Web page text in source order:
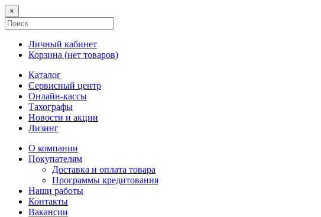
×
Личный кабинет
Корзина (нет товаров)
Каталог
Сервисный центр
Онлайн-кассы
Тахографы
Новости и акции
Лизинг
О компании
Покупателям
Доставка и оплата товара
Программы кредитования
Наши работы
Контакты
Вакансии